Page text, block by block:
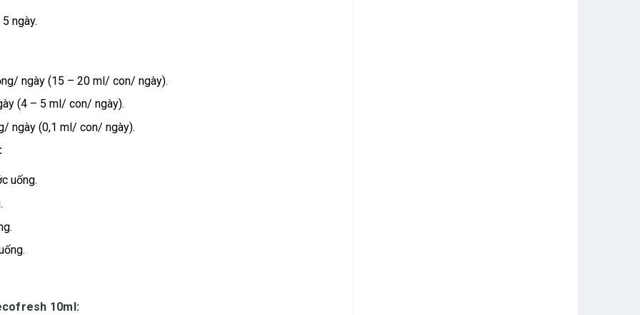
ngày.
ngày (15 – 20 ml/ con/ ngày).
(4 – 5 ml/ con/ ngày).
ngày (0,1 ml/ con/ ngày).
uống.
10ml: